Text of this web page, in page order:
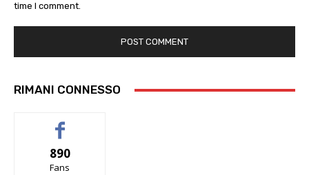
time I comment.
RIMANI CONNESSO
890
Fans